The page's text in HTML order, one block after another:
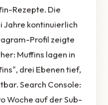
Rezepte. Die
Jahre kontinuierlich
Profil zeigte
Muffins lagen in
drei Ebenen tief,
Search Console:
Woche auf der Sub-